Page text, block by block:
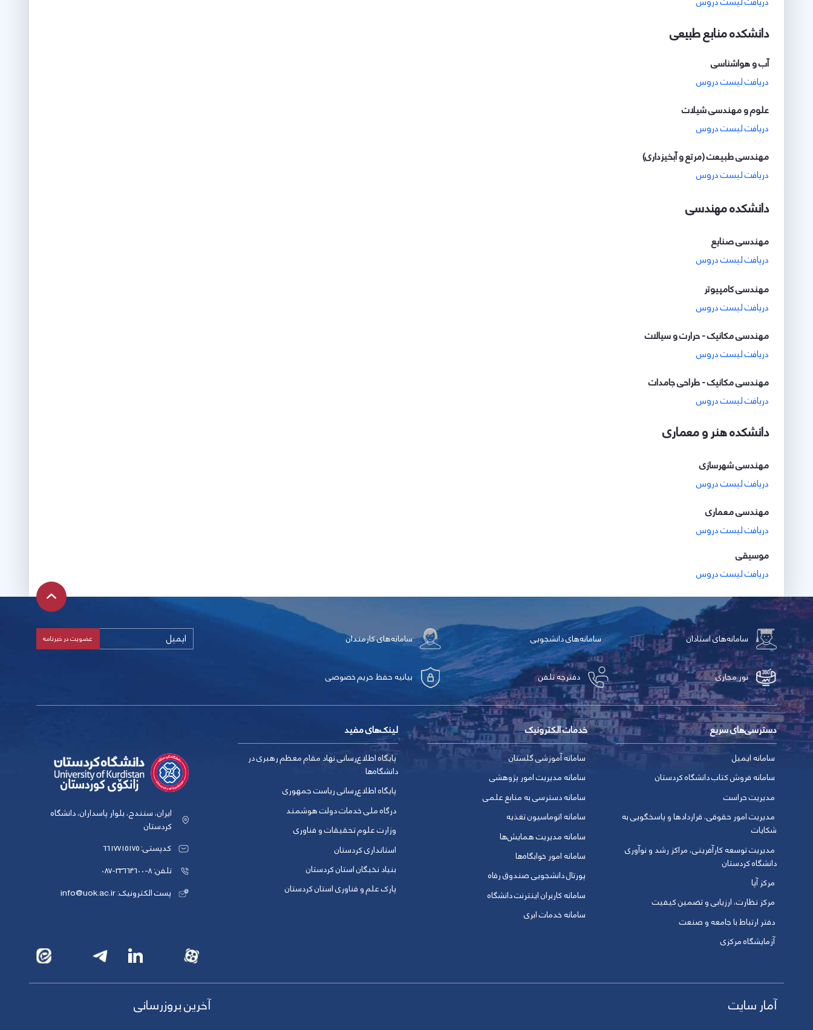
دانشکده منابع طبیعی
آب و هواشناسی
دریافت لیست دروس
علوم و مهندسی شیلات
دریافت لیست دروس
مهندسی طبیعت (مرتع و آبخیزداری)
دریافت لیست دروس
دانشکده مهندسی
مهندسی صنایع
دریافت لیست دروس
مهندسی کامپیوتر
دریافت لیست دروس
مهندسی مکانیک - حرارت و سیالات
دریافت لیست دروس
مهندسی مکانیک - طراحی جامدات
دریافت لیست دروس
دانشکده هنر و معماری
مهندسی شهرسازی
دریافت لیست دروس
مهندسی معماری
دریافت لیست دروس
موسیقی
دریافت لیست دروس
سامانه‌های استادان سامانه‌های دانشجویی سامانه‌های کارمندان
تور مجازی دفترچه تلفن بیانیه حفظ حریم خصوصی
دسترسی‌های سریع
سامانه ایمیل
سامانه فروش کتاب دانشگاه کردستان
مدیریت حراست
مدیریت امور حقوقی، قراردادها و پاسخگویی به
شکایات
مدیریت توسعه کارآفرینی، مراکز رشد و نوآوری
دانشگاه کردستان
مرکز آپا
مرکز نظارت، ارزیابی و تضمین کیفیت
دفتر ارتباط با جامعه و صنعت
آزمایشگاه مرکزی
خدمات الکترونیک
سامانه آموزشی گلستان
سامانه مدیریت امور پژوهشی
سامانه دسترسی به منابع علمی
سامانه اتوماسیون تغذیه
سامانه مدیریت همایش‌ها
سامانه امور خوابگاه‌ها
پورتال دانشجویی صندوق رفاه
سامانه کاربران اینترنت دانشگاه
سامانه خدمات ابری
لینک‌های مفید
پایگاه اطلاع‌رسانی نهاد مقام معظم رهبری در
دانشگاه‌ها
پایگاه اطلاع‌رسانی ریاست جمهوری
درگاه ملی خدمات دولت هوشمند
وزارت علوم تحقیقات و فناوری
استانداری کردستان
بنیاد نخبگان استان کردستان
پارک علم و فناوری استان کردستان
ایران، سنندج، بلوار پاسداران، دانشگاه
کردستان
کدپستی: 6617715175
تلفن: 8-33664600-087
پست الکترونیک: info@uok.ac.ir
آمار سایت آخرین بروزرسانی